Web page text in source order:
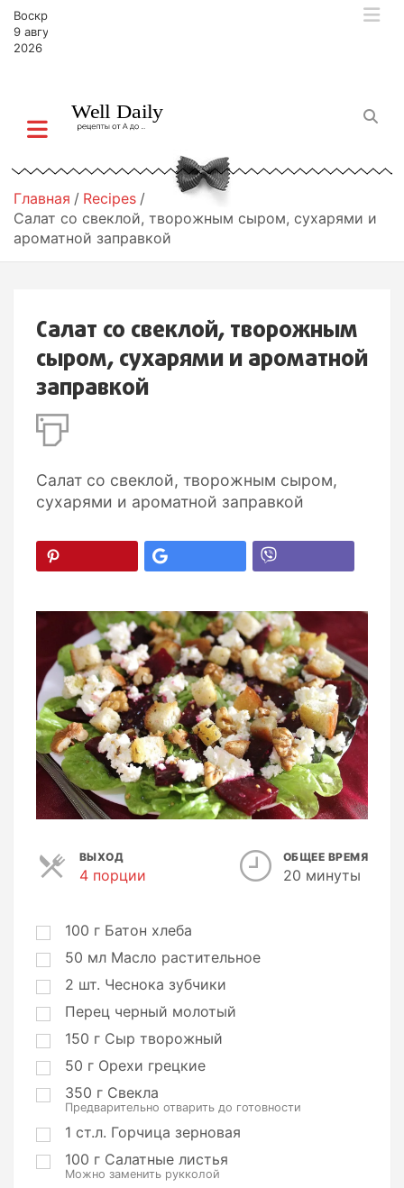
Воскресенье,
9 августа,
2026
Главная
Recipes
Салат со свеклой, творожным сыром, сухарями и
ароматной заправкой
Салат со свеклой, творожным
сыром, сухарями и ароматной
заправкой
Салат со свеклой, творожным сыром,
сухарями и ароматной заправкой
ВЫХОД
4 порции
ц
и
ОБЩЕЕ ВРЕМЯ
20 минуты
100 г Батон хлеба
50 мл Масло растительное
2 шт. Чеснока зубчики
Перец черный молотый
150 г Сыр творожный
50 г Орехи грецкие
350 г Свекла
Предварительно отварить до готовности
1 ст.л. Горчица зерновая
100 г Салатные листья
Можно заменить рукколой